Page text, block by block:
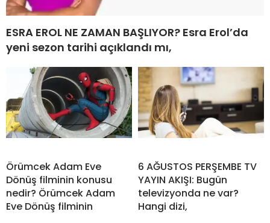
ESRA EROL NE ZAMAN BAŞLIYOR? Esra Erol’da
yeni sezon tarihi açıklandı mı,
Örümcek Adam Eve
Dönüş filminin konusu
nedir? Örümcek Adam
Eve Dönüş filminin
6 AĞUSTOS PERŞEMBE TV
YAYIN AKIŞI: Bugün
televizyonda ne var?
Hangi dizi,